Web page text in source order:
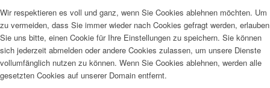
Wir respektieren es voll und ganz, wenn Sie Cookies ablehnen möchten. Um
zu vermeiden, dass Sie immer wieder nach Cookies gefragt werden, erlauben
Sie uns bitte, einen Cookie für Ihre Einstellungen zu speichern. Sie können
sich jederzeit abmelden oder andere Cookies zulassen, um unsere Dienste
vollumfänglich nutzen zu können. Wenn Sie Cookies ablehnen, werden alle
gesetzten Cookies auf unserer Domain entfernt.